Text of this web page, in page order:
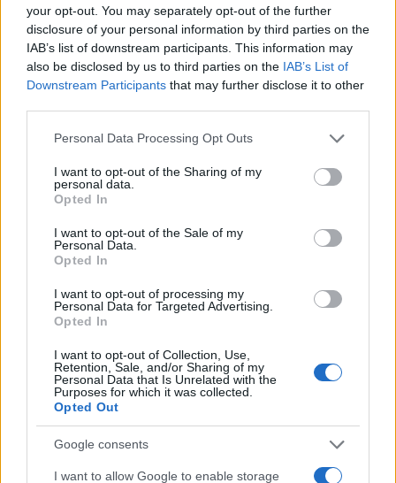
your opt-out. You may separately opt-out of the further
disclosure of your personal information by third parties on the
IAB’s list of downstream participants. This information may
also be disclosed by us to third parties on the IAB’s List of
Downstream Participants that may further disclose it to other
Please note that this website/app uses one or more Google
not limited to your visit or usage behaviour. You may click to
grant or deny consent to Google and its third-party tags to
use your data for below specified purposes in below Google
consent section.
Personal Data Processing Opt Outs
I want to opt-out of the Sharing of my
personal data.
Opted In
I want to opt-out of the Sale of my
Personal Data.
Opted In
I want to opt-out of processing my
Personal Data for Targeted Advertising.
Opted In
I want to opt-out of Collection, Use,
Retention, Sale, and/or Sharing of my
Personal Data that Is Unrelated with the
Purposes for which it was collected.
Opted Out
Google consents
I want to allow Google to enable storage
Ενίσχυση της Διεθνούς Ενεργειακής
Διασυνδεσιμότητας
Η πράσινη μετάβαση δεν είναι αποκομμένη από
την ενεργειακή ασφάλεια. Η ΔΕΠΑ Εμπορίας
συμμετέχει ενεργά σε έργα στρατηγικής σημασίας
στην Ελλάδα και τη Νοτιοανατολική Ευρώπη:
Με την ανάπτυξη δύο υπερσύγχρονων
θερμικών μονάδων παραγωγής ηλεκτρικής
ενέργειας σε Αλεξανδρούπολη (ισχύος 840
MW) και Αλβανία (ισχύος 174 MW),
εισέρχεται στην ηλεκτροπαραγωγή με